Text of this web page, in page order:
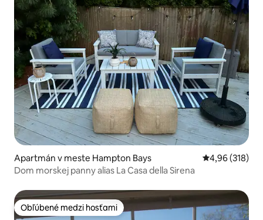
Apartmán v meste Hampton Bays Priemerné
4,96 (318)
Dom morskej panny alias La Casa della Sirena
Obľúbené medzi hosťami
Obľúbené medzi hosťami